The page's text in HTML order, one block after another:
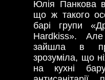
Юлія Панкова
що ж такого
барі групи
Hardkiss».
зайшла в
зрозуміла, що
на кухні